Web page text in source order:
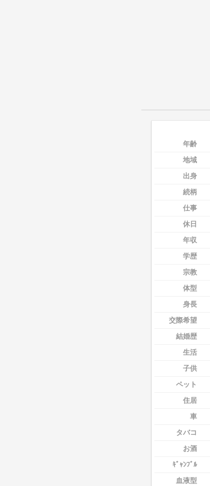
年齢
地域
出身
続柄
仕事
休日
年収
学歴
宗教
体型
身長
交際希望
結婚歴
生活
子供
ペット
住居
車
タバコ
お酒
ｷﾞｬﾝﾌﾞﾙ
血液型